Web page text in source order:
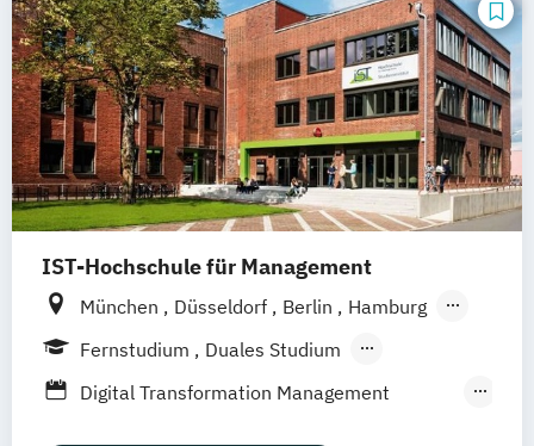
IST-Hochschule für Management
München Düsseldorf Berlin
Hamburg
Weil am Rhein
Frankfurt am Main
Fernstudium
Duales Studium
Fernlehrgang
Digital Transformation Management